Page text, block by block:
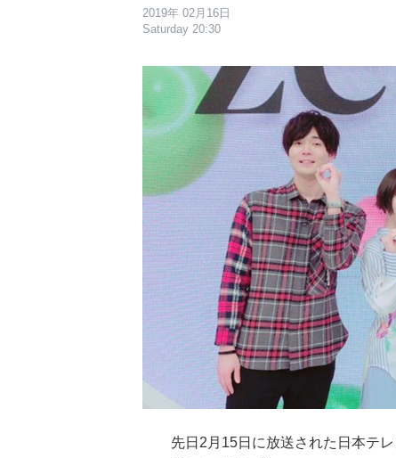
2019年 02月16日
Saturday 20:30
先日2月15日に放送された日本テ